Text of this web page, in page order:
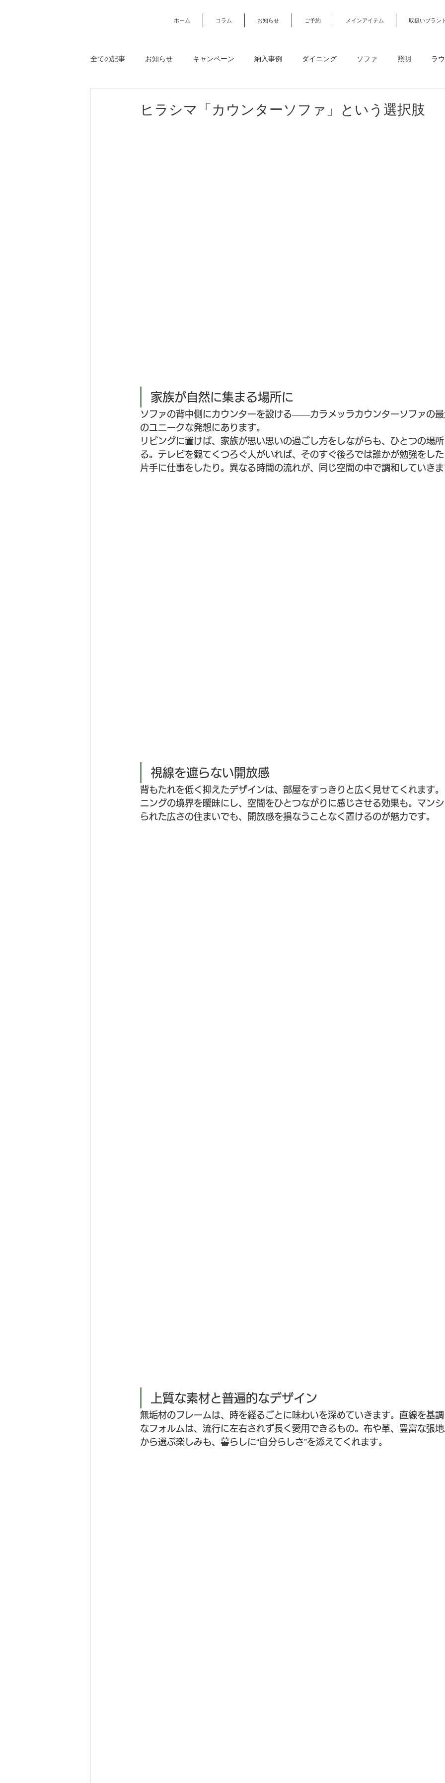
ホーム コラム お知らせ ご予約 メインアイテム 取扱いブラン
全ての記事 お知らせ キャンペーン 納入事例 ダイニング ソファ 照明 ラ
ヒラシマ「カウンターソファ」という選択肢
家族が自然に集まる場所に
ソファの背中側にカウンターを設ける――カラメッラカウンターソファの最
のユニークな発想にあります。
リビングに置けば、家族が思い思いの過ごし方をしながらも、ひとつの場
る。テレビを観てくつろぐ人がいれば、そのすぐ後ろでは誰かが勉強をし
片手に仕事をしたり。異なる時間の流れが、同じ空間の中で調和していきま
視線を遮らない開放感
背もたれを低く抑えたデザインは、部屋をすっきりと広く見せてくれます
ニングの境界を曖昧にし、空間をひとつながりに感じさせる効果も。マン
られた広さの住まいでも、開放感を損なうことなく置けるのが魅力です。
上質な素材と普遍的なデザイン
無垢材のフレームは、時を経るごとに味わいを深めていきます。直線を基
なフォルムは、流行に左右されず長く愛用できるもの。布や革、豊富な張
から選ぶ楽しみも、暮らしに“自分らしさ”を添えてくれます。